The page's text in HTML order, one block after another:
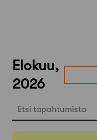
Elokuu,
2026
Etsi tapahtumista